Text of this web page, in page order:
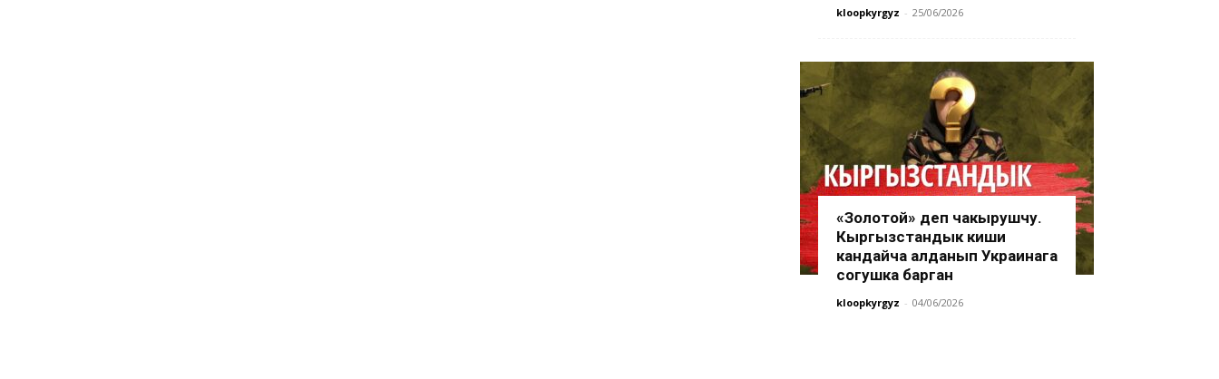
kloopkyrgyz - 25/06/2026
«Золотой» деп чакырушчу.
Кыргызстандык киши
кандайча алданып Украинага
согушка барган
kloopkyrgyz - 04/06/2026